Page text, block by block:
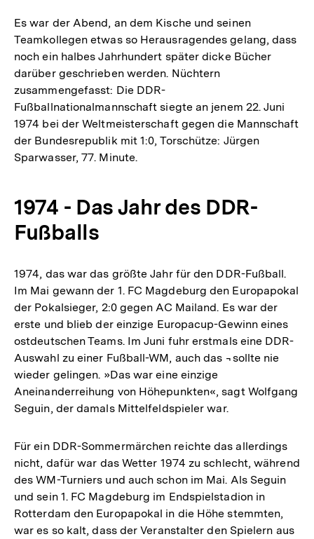
Es war der Abend, an dem Kische und seinen
Teamkollegen etwas so Herausragendes gelang, dass
noch ein halbes Jahrhundert später dicke Bücher
darüber geschrieben werden. Nüchtern
zusammengefasst: Die DDR-
Fußballnationalmannschaft siegte an jenem 22. Juni
1974 bei der Weltmeisterschaft gegen die Mannschaft
der Bundesrepublik mit 1:0, Torschütze: Jürgen
Sparwasser, 77. Minute.
1974 - Das Jahr des DDR-
Fußballs
1974, das war das größte Jahr für den DDR-Fußball.
Im Mai gewann der 1. FC Magdeburg den Europapokal
der Pokalsieger, 2:0 gegen AC Mailand. Es war der
erste und blieb der einzige Europacup-Gewinn eines
ostdeutschen Teams. Im Juni fuhr erstmals eine DDR-
Auswahl zu einer Fußball-WM, auch das ¬sollte nie
wieder gelingen. »Das war eine einzige
Aneinanderreihung von Höhepunkten«, sagt Wolfgang
Seguin, der damals Mittelfeldspieler war.
Für ein DDR-Sommermärchen reichte das allerdings
nicht, dafür war das Wetter 1974 zu schlecht, während
des WM-Turniers und auch schon im Mai. Als Seguin
und sein 1. FC Magdeburg im Endspielstadion in
Rotterdam den Europapokal in die Höhe stemmten,
war es so kalt, dass der Veranstalter den Spielern aus